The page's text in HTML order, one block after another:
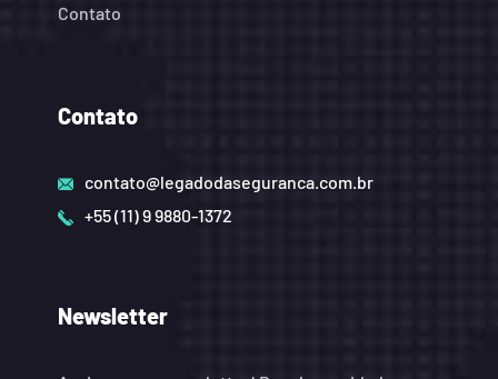
Contato
Contato
contato@legadodaseguranca.com.br
+55 (11) 9 9880-1372
Newsletter